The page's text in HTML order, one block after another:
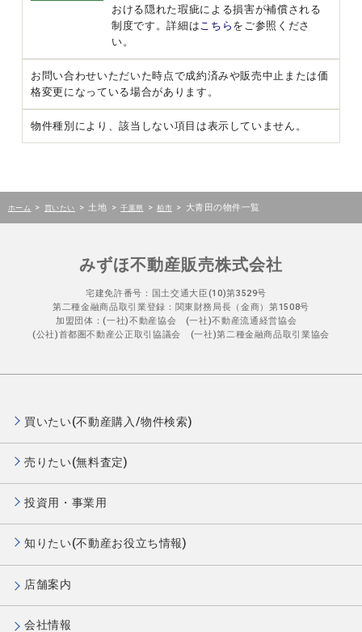
おける隠れた瑕疵による損害が補償される
制度です。詳細は こちら をご参照くださ
い。
お問い合わせいただいた時点で成約済みや販売中止または価
格変更になっている場合があります。
物件種別により、該当しない項目は表示していません。
ホーム > 買いたい > 土地 > 千葉県 > 柏市 > 大青田の物件一覧
みずほ不動産販売株式会社
宅建免許番号：国土交通大臣(10)第3529号
第二種金融商品取引業登録：関東財務局長（金商）第1508号
加盟団体：(一社)不動産協会 (一社)不動産流通経営協会
(公社)首都圏不動産公正取引協議会 (一社)第二種金融商品取引業協会
買いたい(不動産購入/物件検索)
売りたい(無料査定)
投資用・事業用
知りたい(不動産お役立ち情報)
店舗案内
会社情報